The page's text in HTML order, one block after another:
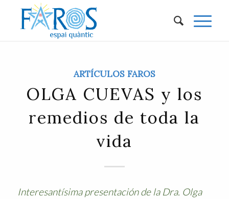
ARTÍCULOS FAROS
OLGA CUEVAS y los
remedios de toda la
vida
Interesantísima presentación de la Dra. Olga